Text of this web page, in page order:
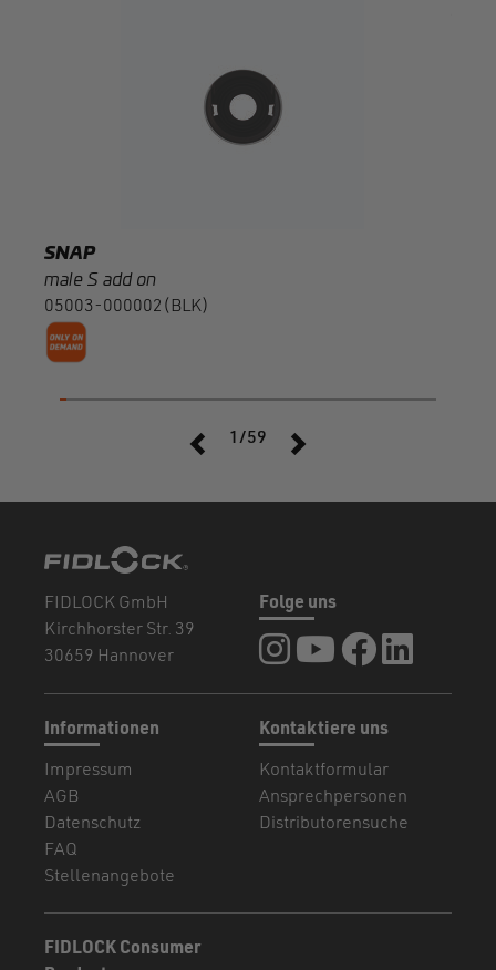
SNAP
male S add on
05003-000002(BLK)
1/59
FIDLOCK GmbH
Kirchhorster Str. 39
30659 Hannover
Kontaktiere uns
Kontaktformular
Ansprechpersonen
Distributorensuche
Informationen
Impressum
AGB
Datenschutz
FAQ
Stellenangebote
Folge uns
FIDLOCK auf Instagram
FIDLOCK auf
FIDLOCK auf
FIDLOCK Consumer